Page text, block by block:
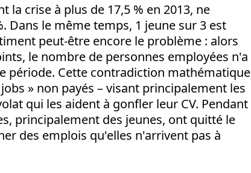
la crise à plus de 17,5 % en 2013, ne
Dans le même temps, 1 jeune sur 3 est
peut-être encore le problème : alors
le nombre de personnes employées n'a
période. Cette contradiction mathématique
» non payés – visant principalement les
qui les aident à gonfler leur CV. Pendant
principalement des jeunes, ont quitté le
des emplois qu'elles n'arrivent pas à